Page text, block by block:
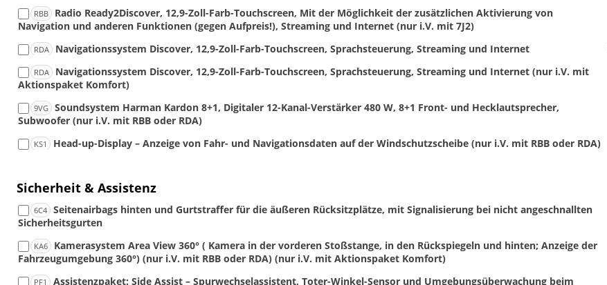
RBB
Radio Ready2Discover, 12,9-Zoll-Farb-Touchscreen, Mit der Möglichkeit der zusätzlichen Aktivierung von
Navigation und anderen Funktionen (gegen Aufpreis!), Streaming und Internet (nur i.V. mit 7J2)
RDA Navigationssystem Discover, 12,9-Zoll-Farb-Touchscreen, Sprachsteuerung, Streaming und Internet
RDA
Navigationssystem Discover, 12,9-Zoll-Farb-Touchscreen, Sprachsteuerung, Streaming und Internet (nur i.V. mit
Aktionspaket Komfort)
9VG Soundsystem Harman Kardon 8+1, Digitaler 12-Kanal-Verstärker 480 W, 8+1 Front- und Hecklautsprecher,
Subwoofer (nur i.V. mit RBB oder RDA)
KS1 Head-up-Display – Anzeige von Fahr- und Navigationsdaten auf der Windschutzscheibe (nur i.V. mit RBB oder RDA)
Sicherheit & Assistenz
6C4 Seitenairbags hinten und Gurtstraffer für die äußeren Rücksitzplätze, mit Signalisierung bei nicht angeschnallten
Sicherheitsgurten
KA6
Kamerasystem Area View 360° ( Kamera in der vorderen Stoßstange, in den Rückspiegeln und hinten; Anzeige der
Fahrzeugumgebung 360°) (nur i.V. mit RBB oder RDA) (nur i.V. mit Aktionspaket Komfort)
PF1 Assistenzpaket: Side Assist – Spurwechselassistent, Toter-Winkel-Sensor und Umgebungsüberwachung beim